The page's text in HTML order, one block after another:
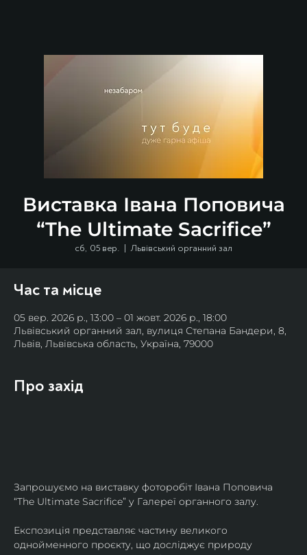
Виставка Івана Поповича
“The Ultimate Sacrifice”
сб, 05 вер.
  |
Львівський органний зал
Час та місце
05 вер. 2026 р., 13:00 – 01 жовт. 2026 р., 18:00
Львівський органний зал, вулиця Степана Бандери, 8,
Львів, Львівська область, Україна, 79000
Про захід
Запрошуємо на виставку фоторобіт Івана Поповича
“The Ultimate Sacrifice” у Галереї органного залу.
Експозиція представляє частину великого
однойменного проєкту, що досліджує природу